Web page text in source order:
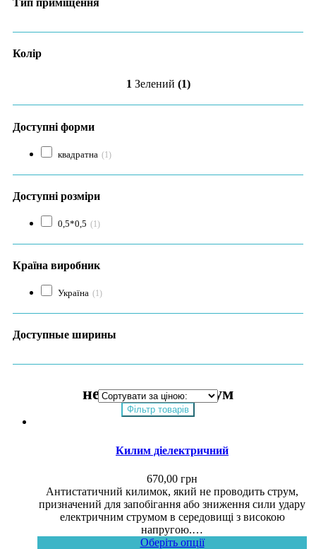
Тип приміщення
Колір
1 Зелений (1)
Доступні форми
квадратна (1)
Доступні розміри
0,5*0,5 (1)
Країна виробник
Україна (1)
Доступные ширины
не проводить струм
Фільтр товарів
Килим діелектричний
670,00 грн
Антистатичний килимок, який не проводить струм,
призначений для запобігання або зниження сили удару
електричним струмом в середовищі з високою
напругою.…
Оберіть опції